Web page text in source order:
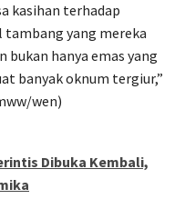
kasihan terhadap
tambang yang mereka
bukan hanya emas yang
banyak oknum tergiur,”
wen)
Dibuka Kembali,